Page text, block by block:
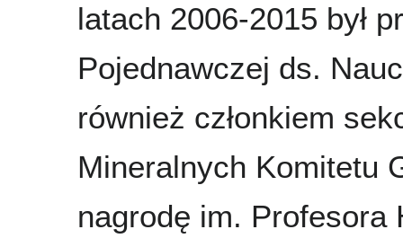
latach 2006-2015 był
Pojednawczej ds.
również członkiem
Mineralnych Komitetu
nagrodę im. Profesora